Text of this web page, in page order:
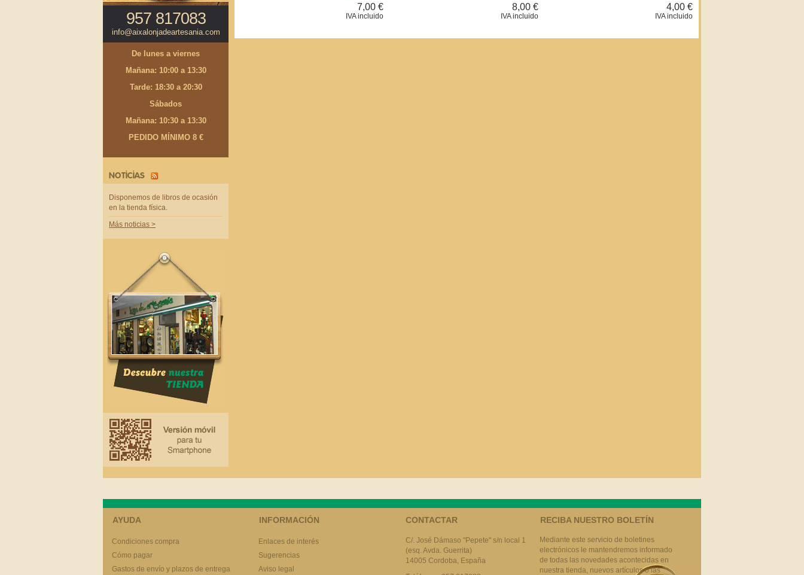
7,00 €
IVA incluido
8,00 €
IVA incluido
4,00 €
IVA incluido
957 817083
info@aixalonjadeartesania.com
De lunes a viernes
Mañana: 10:00 a 13:30
Tarde: 18:30 a 20:30
Sábados
Mañana: 10:30 a 13:30
PEDIDO MÍNIMO 8 €
NOTICIAS
Disponemos de libros de ocasión
en la tienda física.
Más noticias >
AYUDA
Condiciones compra
Cómo pagar
Gastos de envío y plazos de entrega
INFORMACIÓN
Enlaces de interés
Sugerencias
Aviso legal
CONTACTAR
C/. José Dámaso "Pepete" s/n local 1
(esq. Avda. Guerrita)
14005 Cordoba, España
RECIBA NUESTRO BOLETÍN
Mediante este servicio de boletines
electrónicos le mantendremos informado
de todas las novedades acontecidas en
nuestra tienda, nuevos artículos o las